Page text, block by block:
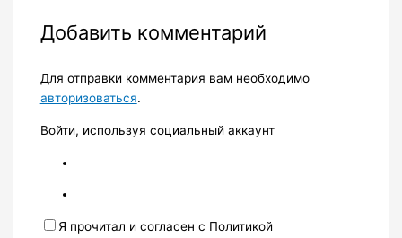
Добавить комментарий
Для отправки комментария вам необходимо
авторизоваться.
Войти, используя социальный аккаунт
Я прочитал и согласен с Политикой